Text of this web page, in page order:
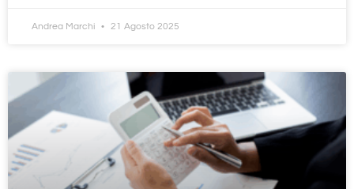
Andrea Marchi 21 Agosto 2025